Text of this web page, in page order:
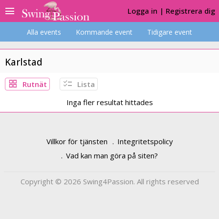
Logga in | Registrera dig
menu
Alla events Kommande event Tidigare event
Karlstad
grid_view Rutnät checklist Lista
Inga fler resultat hittades
Villkor för tjänsten
Integritetspolicy
Vad kan man göra på siten?
Copyright © 2026 Swing4Passion. All rights reserved